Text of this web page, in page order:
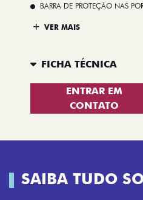
BARRA DE PROTEÇÃO NAS
VER MAIS
FICHA TÉCNICA
ENTRAR EM
CONTATO
SAIBA TUDO